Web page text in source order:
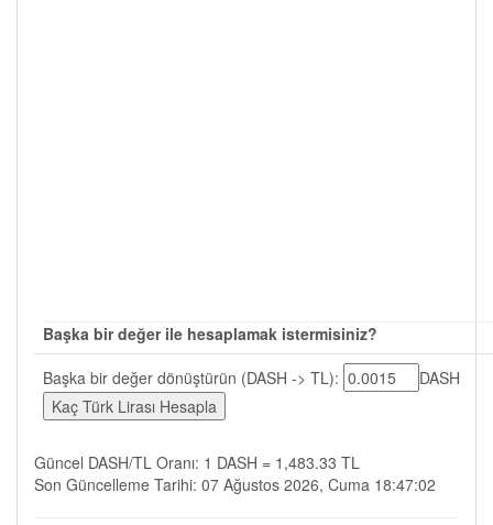
Başka bir değer ile hesaplamak istermisiniz?
Başka bir değer dönüştürün (DASH -> TL):
DASH
Güncel DASH/TL Oranı: 1 DASH = 1,483.33 TL
Son Güncelleme Tarihi: 07 Ağustos 2026, Cuma 18:47:02